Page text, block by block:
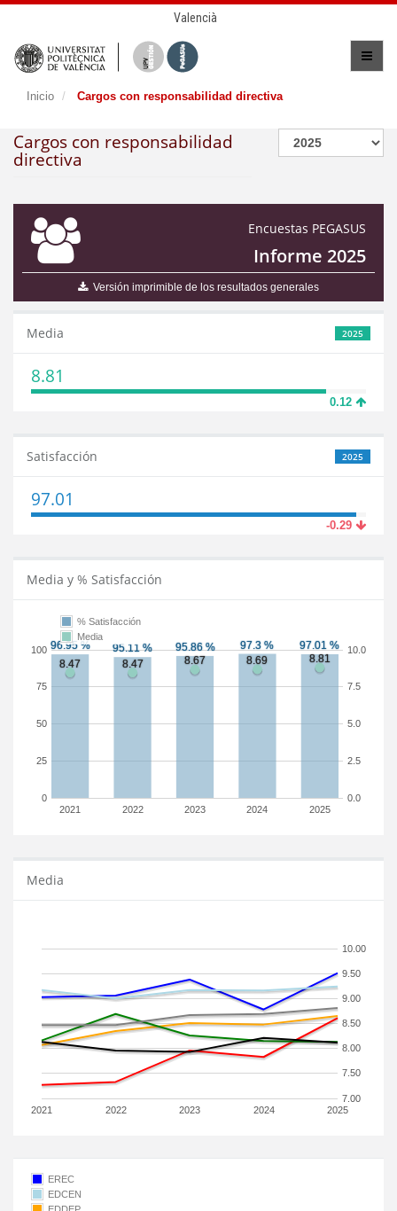
Valencià
Inicio Cargos con responsabilidad directiva
Cargos con responsabilidad
directiva
Encuestas PEGASUS
Informe 2025
Versión imprimible de los resultados generales
2025
Media
8.81
0.12
2025
Satisfacción
97.01
-0.29
Media y % Satisfacción
2021 2022 2023 2024 2025
0
25
50
75
100
0.0
2.5
5.0
7.5
10.0
% Satisfacción
Media
Media
2021 2022 2023 2024 2025
7.00
7.50
8.00
8.50
9.00
9.50
10.00
EREC
EDCEN